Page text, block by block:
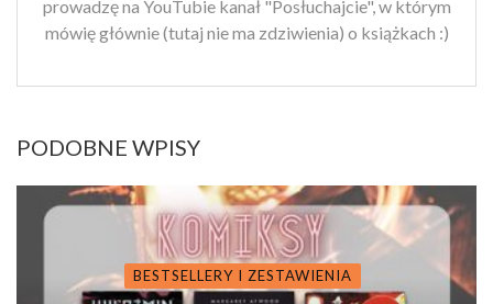
prowadzę na YouTubie kanał "Posłuchajcie", w którym
mówię głównie (tutaj nie ma zdziwienia) o książkach :)
PODOBNE WPISY
BESTSELLERY I ZESTAWIENIA